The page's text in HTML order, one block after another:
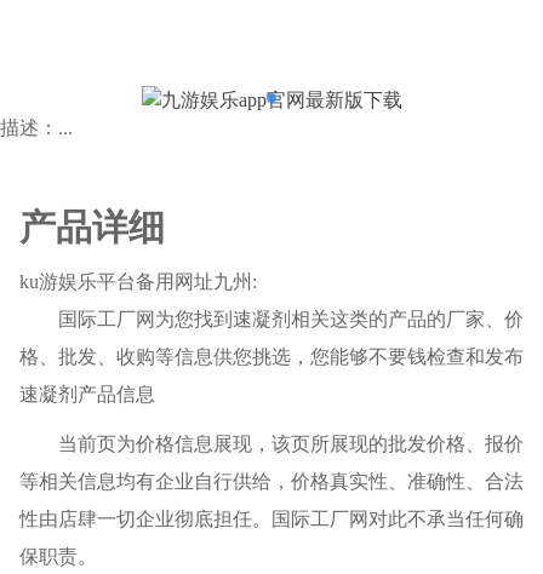
描述：...
产品详细
ku游娱乐平台备用网址九州:
国际工厂网为您找到速凝剂相关这类的产品的厂家、价
格、批发、收购等信息供您挑选，您能够不要钱检查和发布
速凝剂产品信息
当前页为价格信息展现，该页所展现的批发价格、报价
等相关信息均有企业自行供给，价格真实性、准确性、合法
性由店肆一切企业彻底担任。国际工厂网对此不承当任何确
保职责。